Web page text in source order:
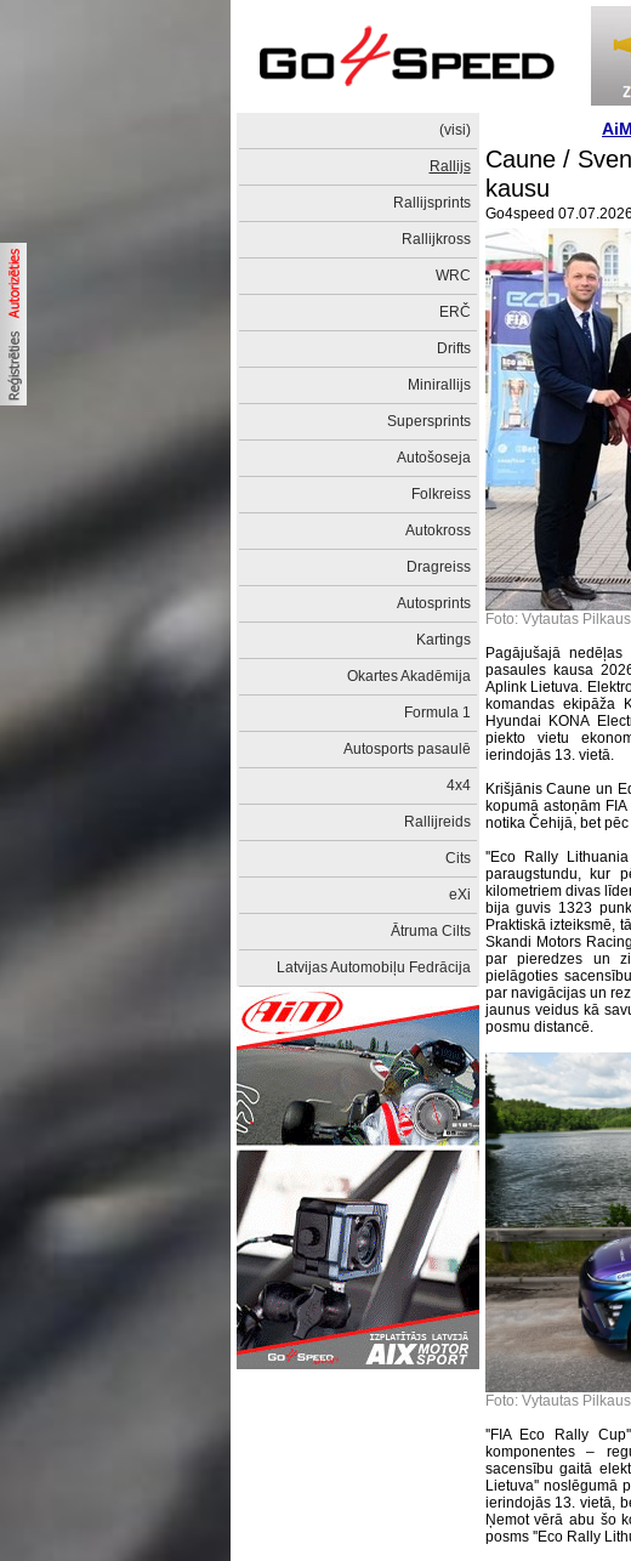
(visi)
Rallijs
Rallijsprints
Rallijkross
WRC
ERČ
Drifts
Minirallijs
Supersprints
Autošoseja
Folkreiss
Autokross
Dragreiss
Autosprints
Kartings
Okartes Akadēmija
Formula 1
Autosports pasaulē
4x4
Rallijreids
Cits
eXi
Ātruma Cilts
Latvijas Automobiļu Fedrācija
Caune /
kausu
Go4speed
Foto: Vytautas
Pagājušajā
pasaules kausa
Aplink Lietuva.
komandas ekipāža
Hyundai KONA
piekto vietu
ierindojās 13. vietā.
Krišjānis Caune un
kopumā astoņām
notika Čehijā, bet
''Eco Rally
paraugstundu, kur
kilometriem divas
bija guvis 1323
Praktiskā izteiksmē,
Skandi Motors
par pieredzes un
pielāgoties
par navigācijas un
jaunus veidus kā
posmu distancē.
Foto: Vytautas
''FIA Eco Rally
komponentes –
sacensību gaitā
Lietuva'' noslēgumā
ierindojās 13. vietā,
Ņemot vērā abu šo
posms ''Eco Rally